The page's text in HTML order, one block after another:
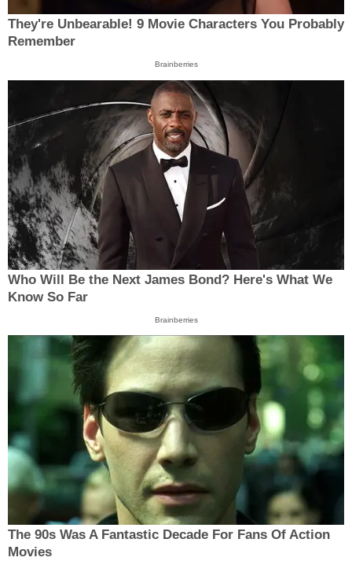
They're Unbearable! 9 Movie Characters You Probably
Remember
Brainberries
Who Will Be the Next James Bond? Here's What We
Know So Far
Brainberries
The 90s Was A Fantastic Decade For Fans Of Action
Movies